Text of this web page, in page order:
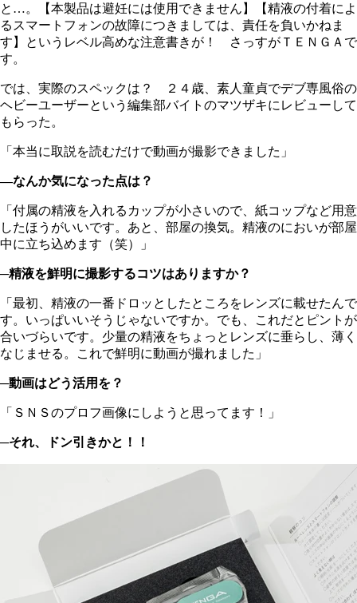
と…。【本製品は避妊には使用できません】【精液の付着によ
るスマートフォンの故障につきましては、責任を負いかねま
す】というレベル高めな注意書きが！ さっすがＴＥＮＧＡで
す。
では、実際のスペックは？ ２４歳、素人童貞でデブ専風俗の
ヘビーユーザーという編集部バイトのマツザキにレビューして
もらった。
「本当に取説を読むだけで動画が撮影できました」
―なんか気になった点は？
「付属の精液を入れるカップが小さいので、紙コップなど用意
したほうがいいです。あと、部屋の換気。精液のにおいが部屋
中に立ち込めます（笑）」
─精液を鮮明に撮影するコツはありますか？
「最初、精液の一番ドロッとしたところをレンズに載せたんで
す。いっぱいいそうじゃないですか。でも、これだとピントが
合いづらいです。少量の精液をちょっとレンズに垂らし、薄く
なじませる。これで鮮明に動画が撮れました」
─動画はどう活用を？
「ＳＮＳのプロフ画像にしようと思ってます！」
─それ、ドン引きかと！！